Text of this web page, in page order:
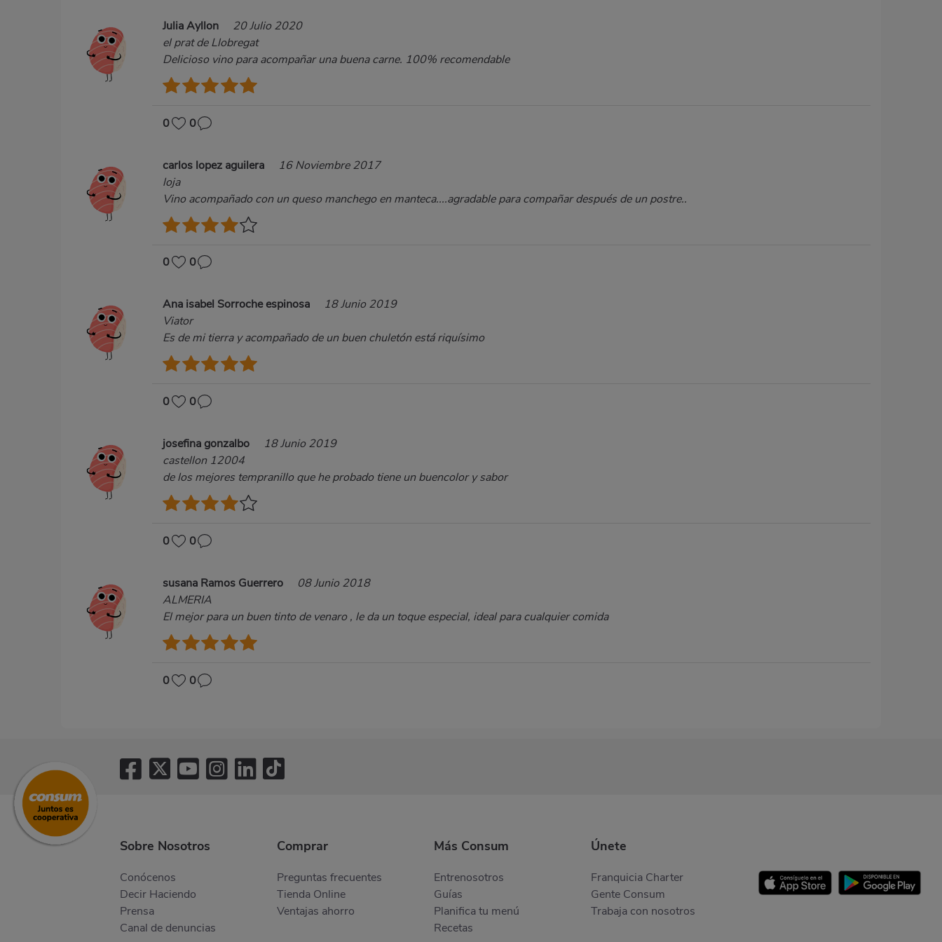
Julia Ayllon
20 Julio 2020
el prat de Llobregat
Delicioso vino para acompañar una buena carne. 100% recomendable
0 0
carlos lopez aguilera
16 Noviembre 2017
loja
Vino acompañado con un queso manchego en manteca....agradable para compañar después de un postre..
0 0
Ana isabel Sorroche espinosa
18 Junio 2019
Viator
Es de mi tierra y acompañado de un buen chuletón está riquísimo
0 0
josefina gonzalbo
18 Junio 2019
castellon 12004
de los mejores tempranillo que he probado tiene un buencolor y sabor
0 0
susana Ramos Guerrero
08 Junio 2018
ALMERIA
El mejor para un buen tinto de venaro , le da un toque especial, ideal para cualquier comida
0 0
Sobre Nosotros
Conócenos
Decir Haciendo
Prensa
Canal de denuncias
Comprar
Preguntas frecuentes
Tienda Online
Ventajas ahorro
Más Consum
Entrenosotros
Guías
Planifica tu menú
Recetas
Únete
Franquicia Charter
Gente Consum
Trabaja con nosotros